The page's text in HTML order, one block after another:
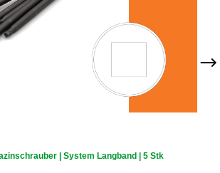
| System Langband | 5 Stk